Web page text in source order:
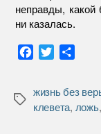
неправды,
ни казалась.
e
b
t
t
р
а
Метки
жизнь без
клевета, ложь,